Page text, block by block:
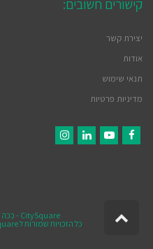
קישורים חשובים:
יצירת קשר
אודות
תנאי שימוש
מדיניות פרטיות
CitySquare - ככה
כל הזכויות שמורות ל CitySquare 2014 © CitySquare
גלילה